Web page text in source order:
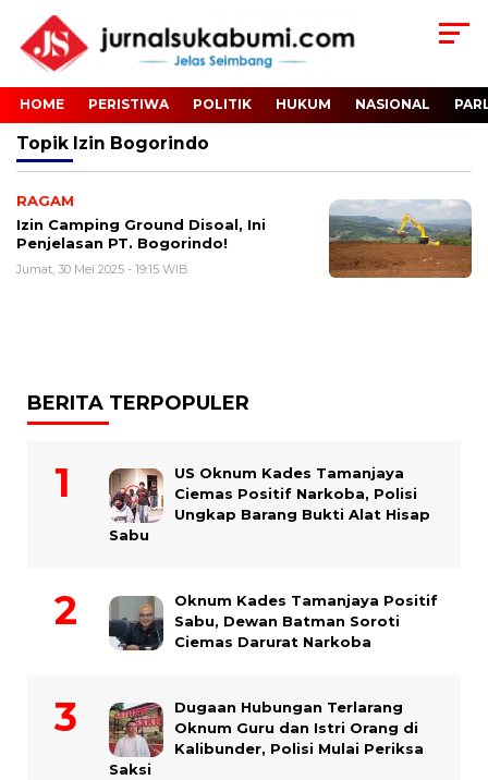
HOME PERISTIWA POLITIK HUKUM NASIONAL
Topik Izin Bogorindo
RAGAM
Izin Camping Ground Disoal, Ini
Penjelasan PT. Bogorindo!
Jumat, 30 Mei 2025 - 19:15 WIB
BERITA TERPOPULER
US Oknum Kades Tamanjaya
Ciemas Positif Narkoba, Polisi
Ungkap Barang Bukti Alat Hisap
Sabu
Oknum Kades Tamanjaya Positif
Sabu, Dewan Batman Soroti
Ciemas Darurat Narkoba
Dugaan Hubungan Terlarang
Oknum Guru dan Istri Orang di
Kalibunder, Polisi Mulai Periksa
Saksi